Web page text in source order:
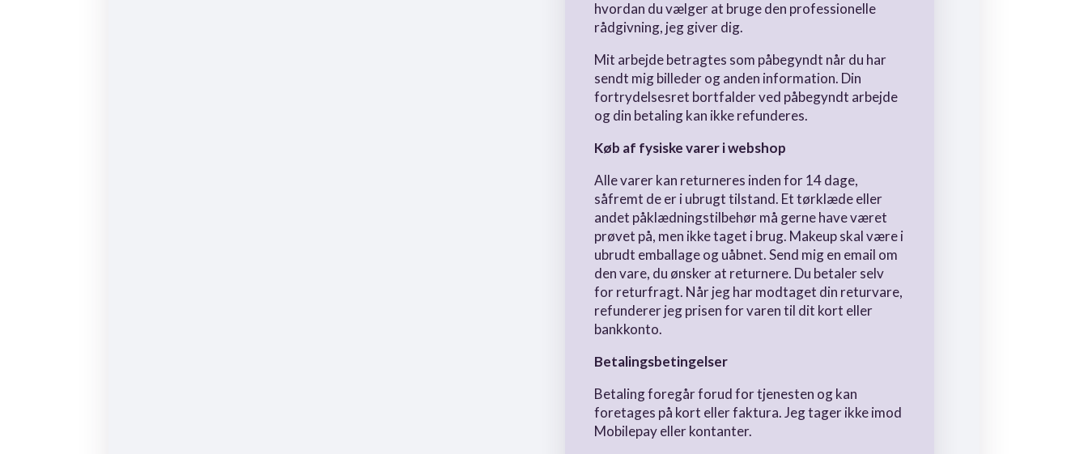
hvordan du vælger at bruge den professionelle
rådgivning, jeg giver dig.
Mit arbejde betragtes som påbegyndt når du har
sendt mig billeder og anden information. Din
fortrydelsesret bortfalder ved påbegyndt arbejde
og din betaling kan ikke refunderes.
Køb af fysiske varer i webshop
Alle varer kan returneres inden for 14 dage,
såfremt de er i ubrugt tilstand. Et tørklæde eller
andet påklædningstilbehør må gerne have været
prøvet på, men ikke taget i brug. Makeup skal være i
ubrudt emballage og uåbnet. Send mig en email om
den vare, du ønsker at returnere. Du betaler selv
for returfragt. Når jeg har modtaget din returvare,
refunderer jeg prisen for varen til dit kort eller
bankkonto.
Betalingsbetingelser
Betaling foregår forud for tjenesten og kan
foretages på kort eller faktura. Jeg tager ikke imod
Mobilepay eller kontanter.